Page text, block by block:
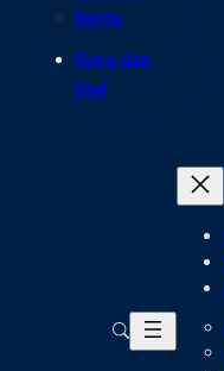
Berita
Guru dan
Staf